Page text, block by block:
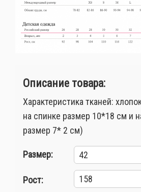
Описание товара:
Характеристика тканей:
на спинке размер 10*18 см и
размер 7* 2 см)
Размер:
Рост: